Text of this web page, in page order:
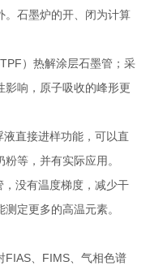
。石墨炉的开、闭为计算
）热解涂层石墨管；采
影响，原子吸收的峰形更
直接进样功能，可以直
等，并有实际应用。
没有温度梯度，减少干
定更多的高温元素。
FIAS、FIMS、气相色谱